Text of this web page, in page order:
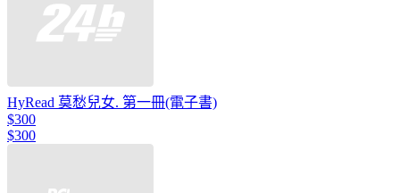
HyRead 莫愁兒女. 第一冊(電子書)
$300
$300